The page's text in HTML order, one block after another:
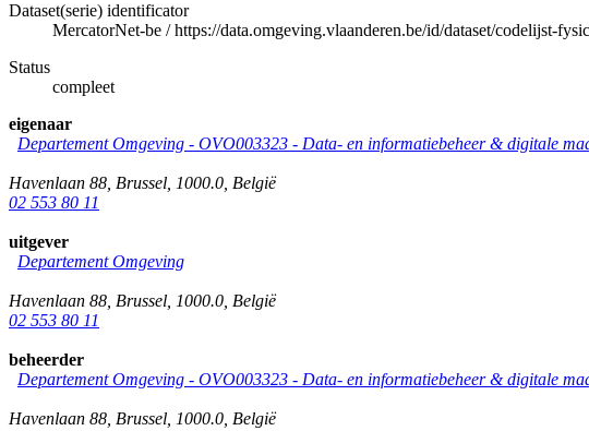
Dataset(serie) identificator
MercatorNet-be /https://data.omgeving.vlaanderen.be/id/dataset/codelijst-
Status
compleet
eigenaar
Departement Omgeving - OVO003323 - Data- en informatiebeheer & digitale
Havenlaan 88 Brussel 1000.0 België
02 553 80 11
uitgever
Departement Omgeving
Havenlaan 88 Brussel 1000.0 België
02 553 80 11
beheerder
Departement Omgeving - OVO003323 - Data- en informatiebeheer & digitale
Havenlaan 88 Brussel 1000.0 België